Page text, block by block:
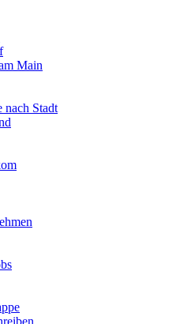
Main
nach Stadt